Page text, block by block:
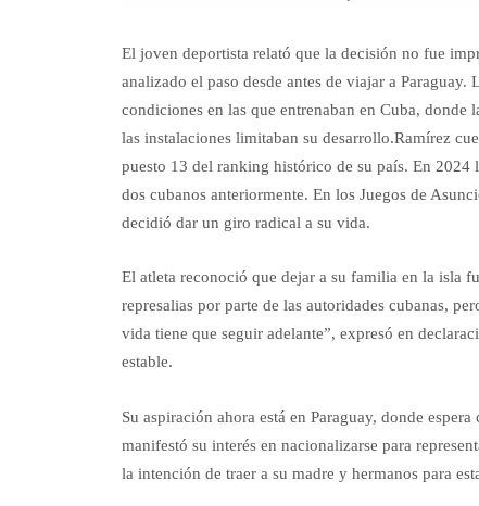
El joven deportista relató que la decisión no fue
analizado el paso desde antes de viajar a
condiciones en las que entrenaban en Cuba,
las instalaciones limitaban su desarrollo.Ramírez
puesto 13 del ranking histórico de su país. En
dos cubanos anteriormente. En los Juegos de
decidió dar un giro radical a su vida.
El atleta reconoció que dejar a su familia en la isla
represalias por parte de las autoridades cubanas,
vida tiene que seguir adelante”, expresó en
estable.
Su aspiración ahora está en Paraguay, donde
manifestó su interés en nacionalizarse para
la intención de traer a su madre y hermanos para